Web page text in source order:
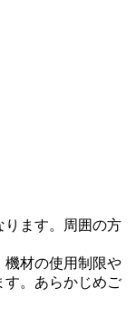
ります。周囲の方
機材の使用制限や
す。あらかじめご